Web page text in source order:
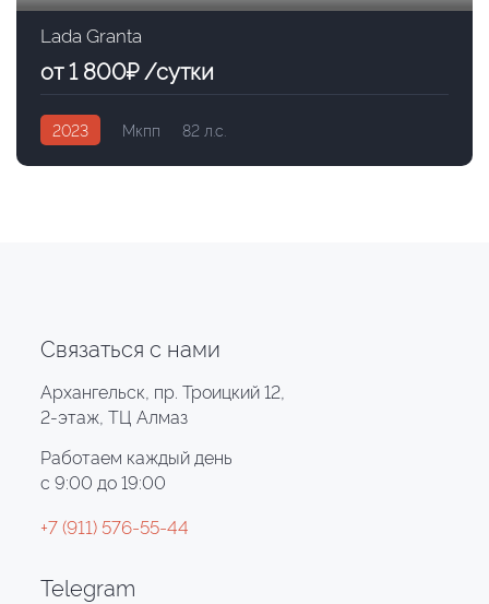
Lada Granta
от 1 800₽ /сутки
2023 Мкпп 82 л.с.
Связаться с нами
Архангельск, пр. Троицкий 12,
2-этаж, ТЦ Алмаз
Работаем каждый день
с 9:00 до 19:00
+7 (911) 576-55-44
Telegram